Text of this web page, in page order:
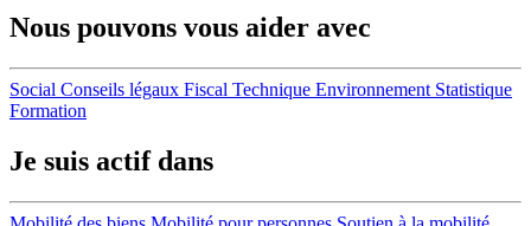
Nous pouvons vous aider avec
Social Conseils légaux Fiscal Technique Environnement Statistique
Formation
Je suis actif dans